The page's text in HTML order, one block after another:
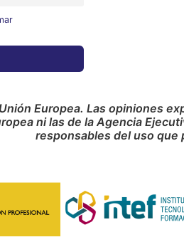
Europea. Las opiniones
ni las de la Agencia
responsables del uso que